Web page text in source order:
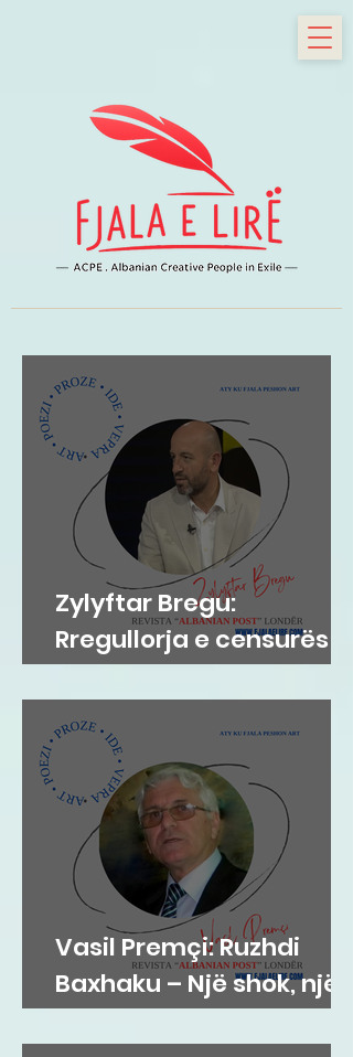
Zylyftar Bregu:
Rregullorja e censurës
në Gjykatën e Posaçme
Vasil Premçi: Ruzhdi
Baxhaku – Një shok, një
mik, një misionar